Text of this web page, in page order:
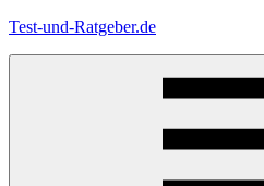
Zum
Test-und-Ratgeber.de